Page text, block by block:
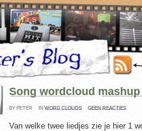
Song wordcloud mashup
BY PETER IN WORD CLOUDS GEEN REACTIES
Van welke twee liedjes zie je hier 1